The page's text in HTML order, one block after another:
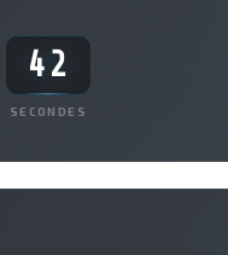
41
SECONDES